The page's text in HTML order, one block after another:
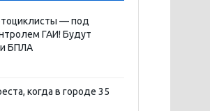
— под
ГАИ! Будут
и БПЛА
когда в городе 35